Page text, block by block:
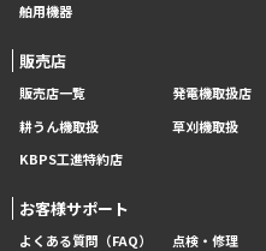
舶用機器
販売店
販売店一覧 発電機取扱店
耕うん機取扱
草刈機取扱
KBPS工進特約店
お客様サポート
よくある質問（FAQ） 点検・修理